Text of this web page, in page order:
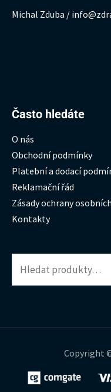
Michal Zduba /
Často hledáte
O nás
Obchodní podmínky
Platební a dodací
Reklamační řád
Zásady ochrany
Kontakty
Hledat:
Copyright